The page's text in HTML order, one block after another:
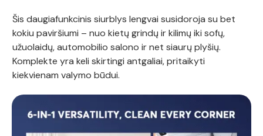
Šis daugiafunkcinis siurblys lengvai susidoroja su bet
kokiu paviršiumi – nuo kietų grindų ir kilimų iki sofų,
užuolaidų, automobilio salono ir net siaurų plyšių.
Komplekte yra keli skirtingi antgaliai, pritaikyti
kiekvienam valymo būdui.